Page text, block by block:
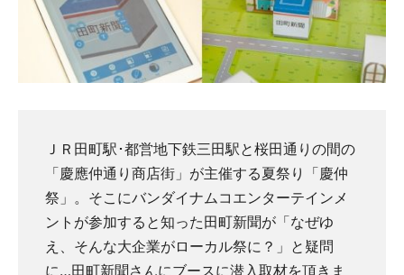
ＪＲ田町駅･都営地下鉄三田駅と桜田通りの間の
「慶應仲通り商店街」が主催する夏祭り「慶仲
祭」。そこにバンダイナムコエンターテインメ
ントが参加すると知った田町新聞が「なぜゆ
え、そんな大企業がローカル祭に？」と疑問
に…田町新聞さんにブースに潜入取材を頂きま